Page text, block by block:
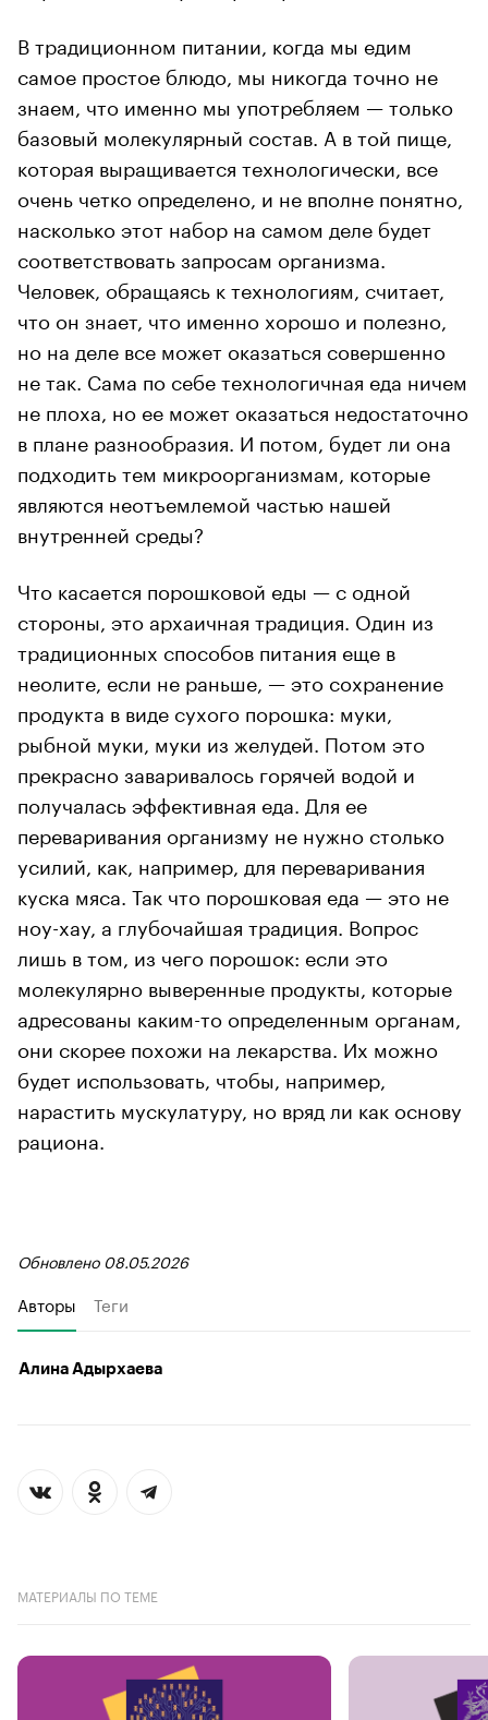
В традиционном питании, когда мы едим
самое простое блюдо, мы никогда точно не
знаем, что именно мы употребляем — только
базовый молекулярный состав. А в той пище,
которая выращивается технологически, все
очень четко определено, и не вполне понятно,
насколько этот набор на самом деле будет
соответствовать запросам организма.
Человек, обращаясь к технологиям, считает,
что он знает, что именно хорошо и полезно,
но на деле все может оказаться совершенно
не так. Сама по себе технологичная еда ничем
не плоха, но ее может оказаться недостаточно
в плане разнообразия. И потом, будет ли она
подходить тем микроорганизмам, которые
являются неотъемлемой частью нашей
внутренней среды?
Что касается порошковой еды — с одной
стороны, это архаичная традиция. Один из
традиционных способов питания еще в
неолите, если не раньше, — это сохранение
продукта в виде сухого порошка: муки,
рыбной муки, муки из желудей. Потом это
прекрасно заваривалось горячей водой и
получалась эффективная еда. Для ее
переваривания организму не нужно столько
усилий, как, например, для переваривания
куска мяса. Так что порошковая еда — это не
ноу-хау, а глубочайшая традиция. Вопрос
лишь в том, из чего порошок: если это
молекулярно выверенные продукты, которые
адресованы каким-то определенным органам,
они скорее похожи на лекарства. Их можно
будет использовать, чтобы, например,
нарастить мускулатуру, но вряд ли как основу
рациона.
Обновлено 08.05.2026
Авторы Теги
Алина Адырхаева
МАТЕРИАЛЫ ПО ТЕМЕ